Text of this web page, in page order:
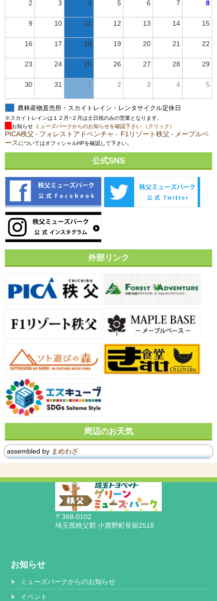
2 3 4 5 6 7 8
9 10 11 12 13 14 15
16 17 18 19 20 21 22
23 24 25 26 27 28 29
30 31 1 2 3 4 5
農林産物直売所・スカイトレイン・レンタサイクル定休日
※スカイトレインは１２月~２月は土日祝のみの営業となります。
お知らせ ミューズパークからのお知らせを確認下さい （クリック）
PICA秩父 ・ フォレストアドベンチャ ・ F1リゾート秩父 ・
メープルベ
ース についてはオフィシャルHPを確認して下さい。
公式SNS
外部リンク
周辺のお天気
assembled by まめわざ
〒368-0102
埼玉県秩父郡 小鹿野町長留2518
お知らせ
ミューズパークからのお知らせ
イベント